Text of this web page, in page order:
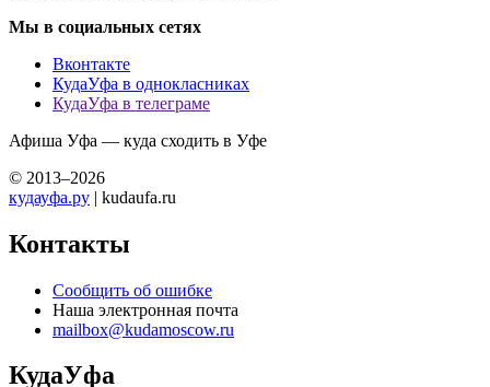
Мы в социальных сетях
Вконтакте
КудаУфа в однокласниках
КудаУфа в телеграме
Афиша Уфа — куда сходить в Уфе
© 2013–2026
кудауфа.ру | kudaufa.ru
Контакты
Сообщить об ошибке
Наша электронная почта
mailbox@kudamoscow.ru
КудаУфа